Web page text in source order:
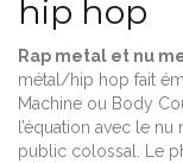
hip hop
Rap metal et nu
métal/hip hop fait
Machine ou Body
l’équation avec le
public colossal. Le